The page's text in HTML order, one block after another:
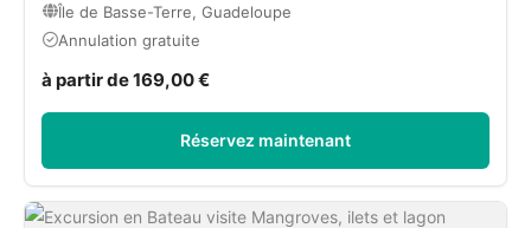
Île de Basse-Terre, Guadeloupe
Annulation gratuite
à partir de 169,00 €
Réservez maintenant